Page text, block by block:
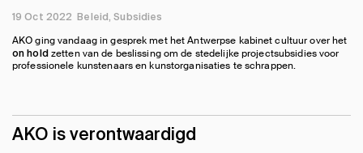
19 Oct 2022 Beleid Subsidies
AKO ging vandaag in gesprek met het Antwerpse kabinet cultuur over het
on holdzetten van de beslissing om de stedelijke projectsubsidies voor
professionele kunstenaars en kunstorganisaties te schrappen.
AKO is verontwaardigd